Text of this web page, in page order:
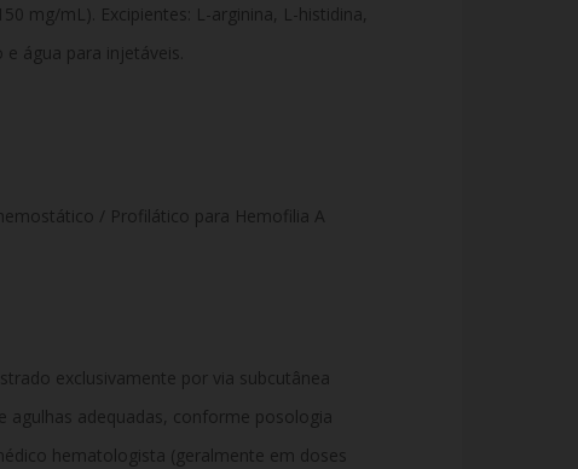
mg/mL). Excipientes: L-arginina, L-histidina,
água para injetáveis.
/ Profilático para Hemofilia A
exclusivamente por via subcutânea
agulhas adequadas, conforme posologia
hematologista (geralmente em doses